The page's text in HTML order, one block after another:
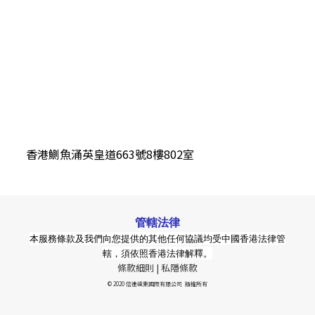
香港鰂魚涌英皇道663號8樓802室
管轄法律
本服務條款及我們向您提供的其他任何協議均受中國香港法律管
轄，須依照香港法律解釋。
條款細則 | 私隱條款
© 2020 信達遠東國際有限公司 版權所有